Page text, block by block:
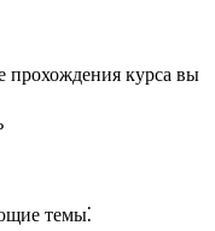
прохождения курса вы
темы⁚